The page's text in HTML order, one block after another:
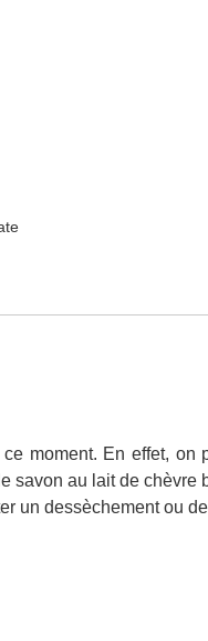
moment. En effet, on
savon au lait de chèvre
un dessèchement ou